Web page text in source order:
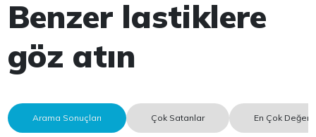
Benzer lastiklere
göz atın
Arama Sonuçları Çok Satanlar En Çok